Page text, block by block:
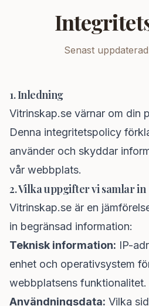
Senast
1. Inledning
Vitrinskap.se värnar om din
Denna integritetspolicy
använder och skyddar
vår webbplats.
2. Vilka uppgifter vi samlar in
Vitrinskap.se är en
in begränsad information:
Teknisk information: IP-
enhet och operativsystem
webbplatsens funktionalitet.
Användningsdata: Vilka